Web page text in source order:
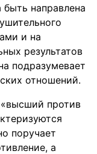
направлена
и на
результатов
подразумевает
отношений.
против
поручает
а